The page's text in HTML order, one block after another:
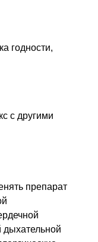
годности,
с другими
препарат
дыхательной